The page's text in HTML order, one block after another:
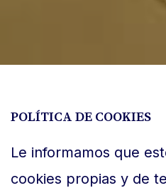
POLÍTICA DE COOKIES
Le informamos que
cookies propias y de